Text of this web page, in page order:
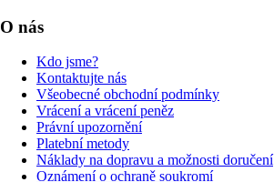
O nás
Kdo jsme?
Kontaktujte nás
Všeobecné obchodní podmínky
Vrácení a vrácení peněz
Právní upozornění
Platební metody
Náklady na dopravu a možnosti doručení
Oznámení o ochraně soukromí